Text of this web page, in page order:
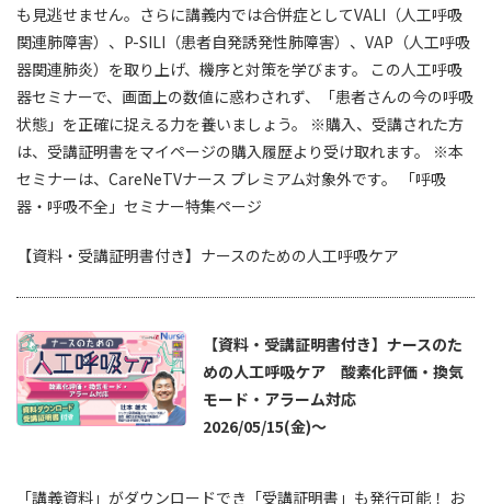
も見逃せません。さらに講義内では合併症としてVALI（人工呼吸
関連肺障害）、P-SILI（患者自発誘発性肺障害）、VAP（人工呼吸
器関連肺炎）を取り上げ、機序と対策を学びます。 この人工呼吸
器セミナーで、画面上の数値に惑わされず、「患者さんの今の呼吸
状態」を正確に捉える力を養いましょう。 ※購入、受講された方
は、受講証明書をマイページの購入履歴より受け取れます。 ※本
セミナーは、CareNeTVナース プレミアム対象外です。 「呼吸
器・呼吸不全」セミナー特集ページ
【資料・受講証明書付き】ナースのための人工呼吸ケア
【資料・受講証明書付き】ナースのた
めの人工呼吸ケア 酸素化評価・換気
モード・アラーム対応
2026/05/15(金)～
「講義資料」がダウンロードでき「受講証明書」も発行可能！ お